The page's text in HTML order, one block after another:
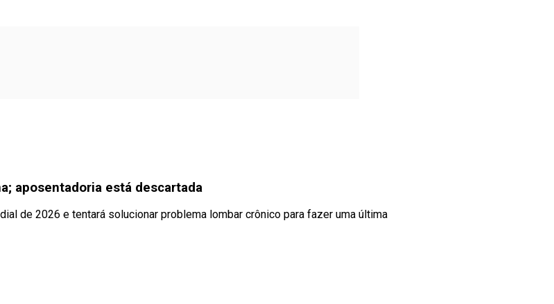
aposentadoria está descartada
de 2026 e tentará solucionar problema lombar crônico para fazer uma última